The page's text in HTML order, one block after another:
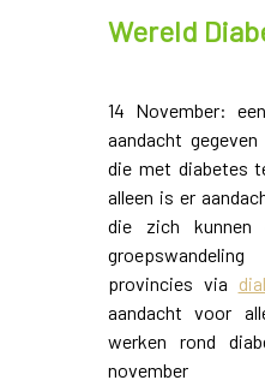
Wereld
14 November:
aandacht
die met diabetes
alleen is er
die zich kunnen
provincies via
aandacht voor
werken rond